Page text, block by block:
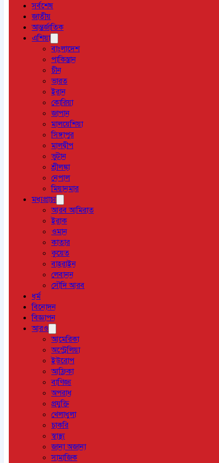
সর্বশেষ
জাতীয়
আন্তর্জাতিক
এশিয়া
বাংলাদেশ
পাকিস্তান
চীন
ভারত
ইরান
কোরিয়া
জাপান
মালয়েশিয়া
সিঙ্গাপুর
মালদ্বীপ
ভুটান
শ্রীলঙ্কা
নেপাল
মিয়ানমার
মধ্যপ্রাচ্য
আরব আমিরাত
ইরাক
ওমান
কাতার
কুয়েত
বাহরাইন
লেবানন
সৌদি আরব
ধর্ম
বিনোদন
বিজ্ঞাপন
আরও
আমেরিকা
অস্ট্রেলিয়া
ইউরোপ
আফ্রিকা
বাণিজ্য
অপরাধ
প্রযুক্তি
খেলাধুলা
চাকরি
স্বাস্থ্য
জানা অজানা
সামাজিক